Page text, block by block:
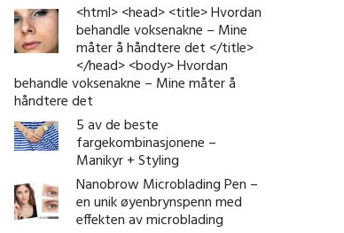
<html> <head> <title> Hvordan
behandle voksenakne – Mine
måter å håndtere det </title>
</head> <body> Hvordan
behandle voksenakne – Mine måter å
håndtere det
5 av de beste
fargekombinasjonene –
Manikyr + Styling
Nanobrow Microblading Pen –
en unik øyenbrynspenn med
effekten av microblading